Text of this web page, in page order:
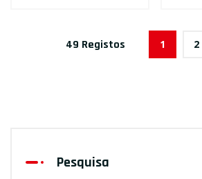
49 Registos 1 2
Pesquisa